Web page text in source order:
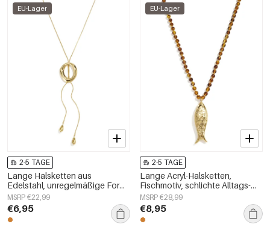
EU-Lager
2-5 TAGE
Lange Halsketten aus
Edelstahl, unregelmäßige Form,
schlichte Alltags-Serie,
Damenschmuck
MSRP €22,99
€6,95
EU-Lager
2-5 TAGE
Lange Acryl-Halsketten,
Fischmotiv, schlichte Alltags-
Serie, Damenschmuck
MSRP €28,99
€8,95